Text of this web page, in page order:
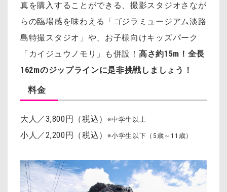
真を購入することができる、撮影スタジオさなが
らの臨場感を味わえる「ゴジラミュージアム淡路
島特撮スタジオ」や、お子様向けキッズパーク
「カイジュウノモリ」も併設！ 高さ約15m！全長
162mのジップラインに是非挑戦しましょう！
料金
大人／3,800円（税込）※中学生以上
小人／2,200円（税込）※小学生以下（5歳～11歳）